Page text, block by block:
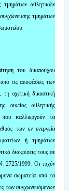
τμημάτων αθλητικών
τμημάτων
του δικαιούχου
τις αποφάσεις των
σχετική δικαστική
οικείας αθλητικής
που καλλιεργούν τα
των εν ενεργεία
ή τμημάτων
διακρίσεις τους σε
2725/1999. Οι τυχόν
σωματεία από τα
των συγχωνευόμενων